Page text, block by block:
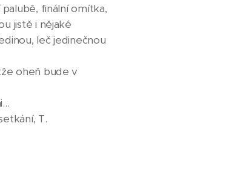
finální omítka,
jistě i nějaké
leč jedinečnou
oheň bude v
T.